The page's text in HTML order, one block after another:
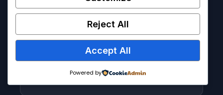
Ce nom de domaine a été racheté aux
enchères publiques après son expiration. Il n’a
AUCUN lien avec l’ancien propriétaire, Mme
Céline Rousseau, ou son activité
professionnelle. Il n’existe aucune relation
utilisation de ce domaine.
Reject All
Accept All
Powered by